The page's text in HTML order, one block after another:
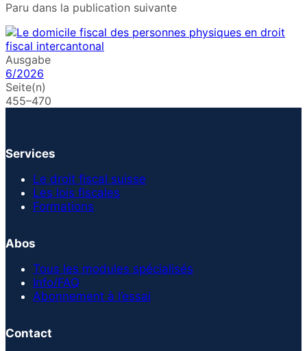
Paru dans la publication suivante
Ausgabe
6/2026
Seite(n)
455–470
Services
Le droit fiscal suisse
Les lois fiscales
Formations
Abos
Tous les modules spécialisés
Info/FAQ
Abonnement à l’essai
Contact